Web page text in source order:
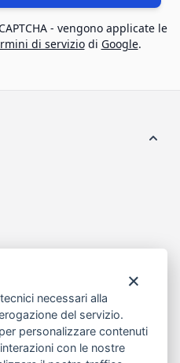
- vengono applicate le
di serviziodi Google.
necessari alla
del servizio.
personalizzare contenuti
con le nostre